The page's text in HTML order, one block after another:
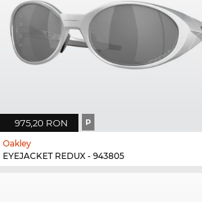
975,20 RON P
Oakley
EYEJACKET REDUX - 943805